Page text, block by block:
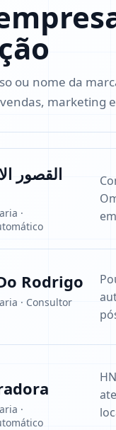
ou nome da
marketing
القصور
·
Rodrigo
· Consultor
·